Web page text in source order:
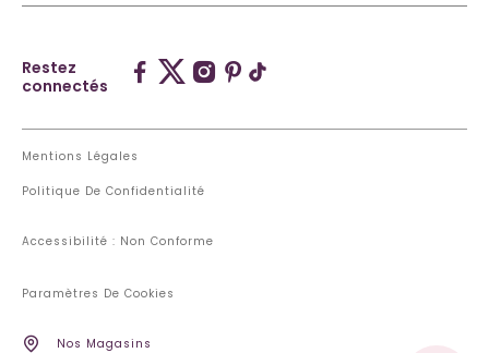
Restez
connectés
Mentions Légales
Politique De Confidentialité
Accessibilité : Non Conforme
Paramètres De Cookies
Nos Magasins